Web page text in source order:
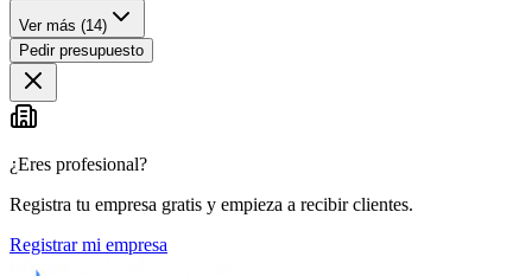
Ver más (14)
Pedir presupuesto
¿Eres profesional?
Registra tu empresa gratis y empieza a recibir clientes.
Registrar mi empresa